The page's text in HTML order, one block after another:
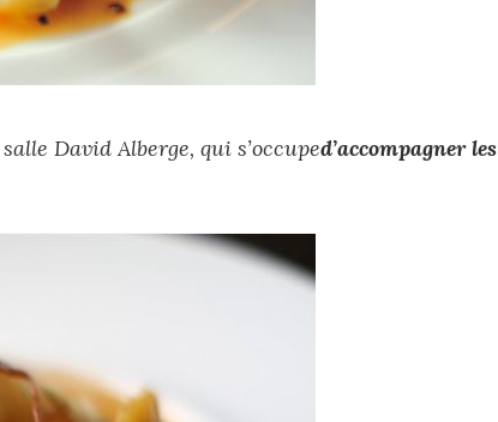
David Alberge, qui s’occuped’accompagner les